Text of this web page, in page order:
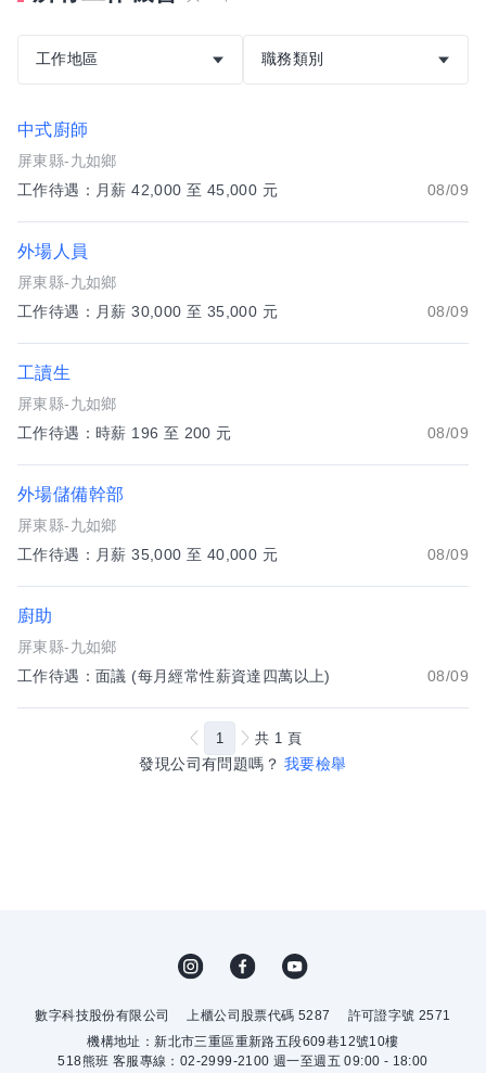
工作地區 職務類別
中式廚師
屏東縣-九如鄉
工作待遇：月薪 42,000 至 45,000 元
08/09
外場人員
屏東縣-九如鄉
工作待遇：月薪 30,000 至 35,000 元
08/09
工讀生
屏東縣-九如鄉
工作待遇：時薪 196 至 200 元
08/09
外場儲備幹部
屏東縣-九如鄉
工作待遇：月薪 35,000 至 40,000 元
08/09
廚助
屏東縣-九如鄉
工作待遇：面議 (每月經常性薪資達四萬以上)
08/09
發現公司有問題嗎？ 我要檢舉
1 共 1 頁
數字科技股份有限公司 上櫃公司股票代碼 5287
許可證字號 2571
機構地址：新北市三重區重新路五段609巷12號10樓
518熊班 客服專線：02-2999-2100 週一至週五 09:00 - 18:00